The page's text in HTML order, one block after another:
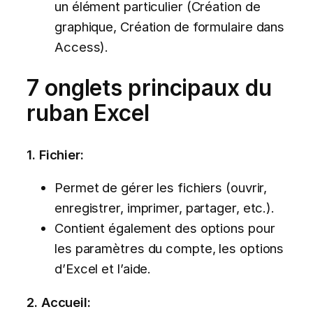
un élément particulier (Création de
graphique, Création de formulaire dans
Access).
7 onglets principaux du
ruban Excel
1. Fichier:
Permet de gérer les fichiers (ouvrir,
enregistrer, imprimer, partager, etc.).
Contient également des options pour
les paramètres du compte, les options
d’Excel et l’aide.
2. Accueil: